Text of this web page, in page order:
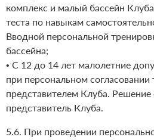
комплекс и малый бассейн
теста по навыкам
Вводной персональной
бассейна;
• С 12 до 14 лет малолетние
при персональном согласовании
представителем Клуба.
представитель Клуба.
5.6. При проведении